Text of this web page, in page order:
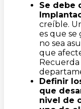
Se debe
creíble.
es que se
no sea
que
Definir
que
nivel de